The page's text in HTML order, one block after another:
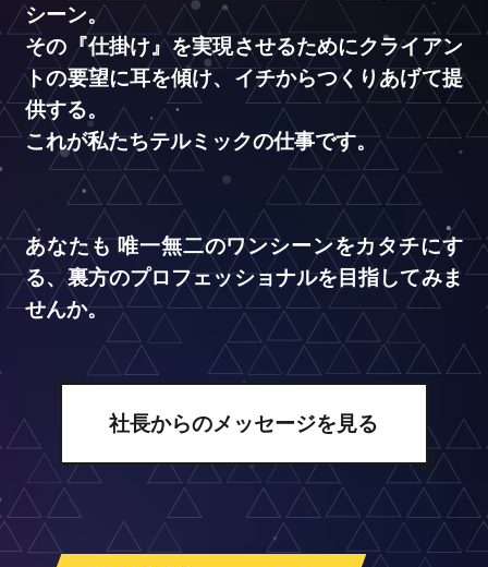
ENTRY
シーン。
その『仕掛け』を実現させるためにクライアン
トの要望に耳を傾け、イチからつくりあげて提
供する。
これが私たちテルミックの仕事です。
あなたも 唯一無二のワンシーンをカタチにす
る、裏方のプロフェッショナルを目指してみま
せんか。
社長からのメッセージを見る